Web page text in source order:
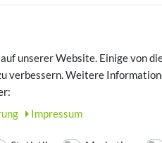
unserer Website. Einige von
verbessern. Weitere
Impressum